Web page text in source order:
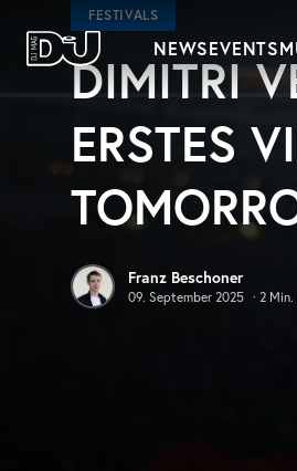
Zum Hauptinhalt springen
DJ Mag Germany
NEWSEVENTS
FESTIVALS
DIMITRI
ERSTES
Franz Beschoner
09. September 2025 · 2 Min.